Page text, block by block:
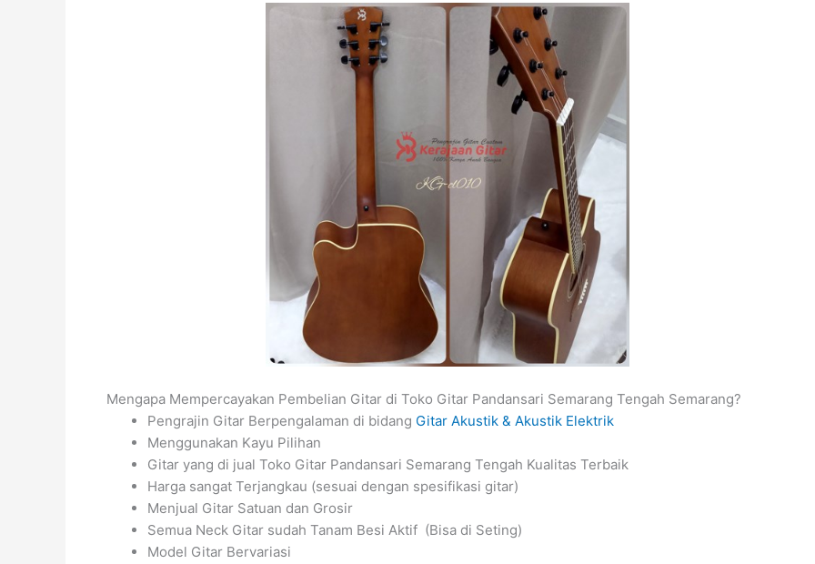
Mengapa Mempercayakan Pembelian Gitar di Toko Gitar Pandansari Semarang Tengah Semarang?
Pengrajin Gitar Berpengalaman di bidang Gitar Akustik & Akustik Elektrik
Menggunakan Kayu Pilihan
Gitar yang di jual Toko Gitar Pandansari Semarang Tengah Kualitas Terbaik
Harga sangat Terjangkau (sesuai dengan spesifikasi gitar)
Menjual Gitar Satuan dan Grosir
Semua Neck Gitar sudah Tanam Besi Aktif (Bisa di Seting)
Model Gitar Bervariasi